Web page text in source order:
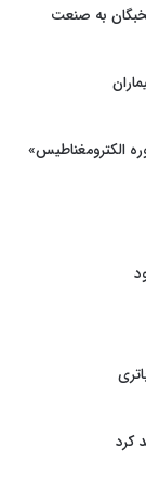
به صنعت
الکترومغناطیس»